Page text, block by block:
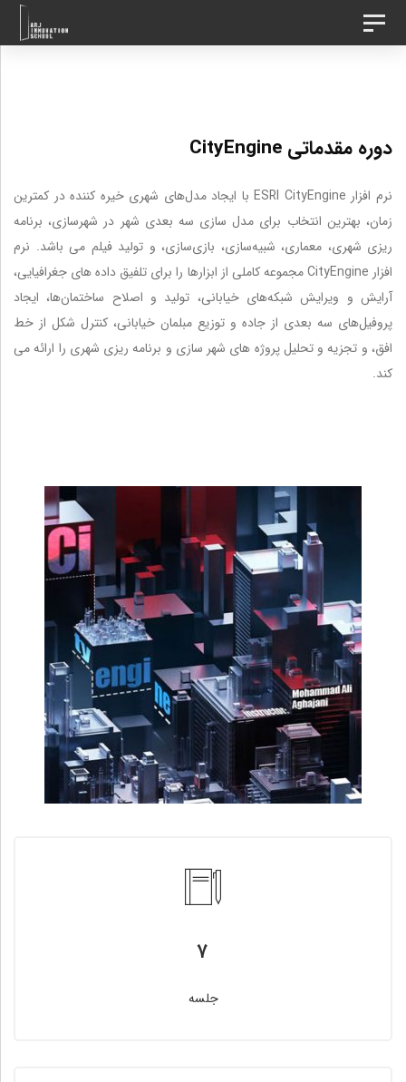
رد
ها
پرش
تغییر
وضعیت
دوره مقدماتی CityEngine
نرم افزار ESRI CityEngine با ایجاد مدل‌های شهری خیره کننده در کمترین
زمان، بهترین انتخاب برای مدل‌‌ سازی سه بعدی شهر در شهرسازی، برنامه
ریزی شهری، معماری، شبیه‌سازی، بازی‌سازی، و تولید فیلم می باشد. نرم
افزار CityEngine مجموعه کاملی از ابزارها را برای تلفیق داده های جغرافیایی،
آرایش و ویرایش شبکه‌های خیابانی، تولید و اصلاح ساختمان‌‌ها، ایجاد
پروفیل‌های سه بعدی از جاده و توزیع مبلمان خیابانی، کنترل شکل از خط
افق، و تجزیه و تحلیل پروژه های شهر سازی و برنامه ریزی شهری را ارائه می
کند.
۷
جلسه